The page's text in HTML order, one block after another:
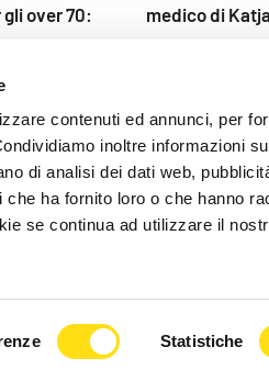
contenuti ed annunci, per
inoltre informazioni
di analisi dei dati web,
ha fornito loro o che hanno
se continua ad utilizzare il
Statistiche
over 70:
medico di